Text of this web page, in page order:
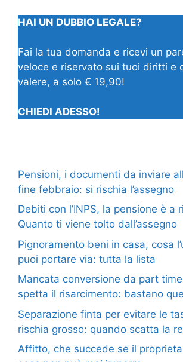
HAI UN DUBBIO LEGALE?
Fai la tua domanda e ricevi un
veloce e riservato sui tuoi diritti e
valere, a solo € 19,90!
CHIEDI ADESSO!
Pensioni, i documenti da inviare
fine febbraio: si rischia l’assegno
Debiti con l’INPS, la pensione è a
Quanto ti viene tolto dall’assegno
Pignoramento beni in casa, cosa
puoi portare via: tutta la lista
Mancata conversione da part
spetta il risarcimento: bastano
Separazione finta per evitare le
rischia grosso: quando scatta la
Affitto, che succede se il